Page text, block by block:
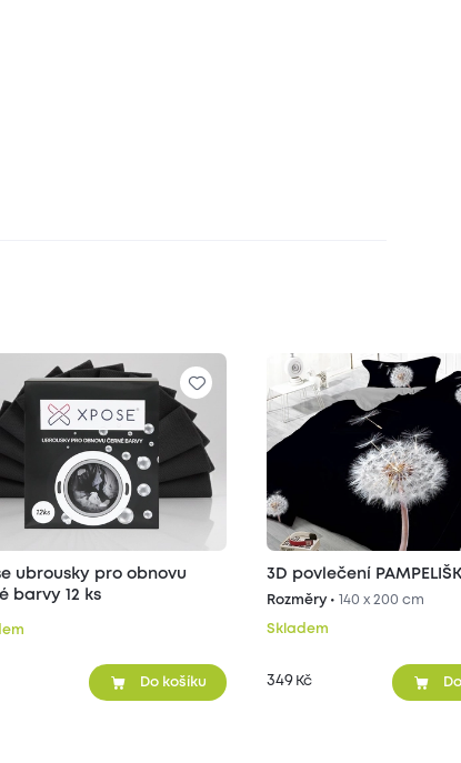
ubrousky pro obnovu
barvy 12 ks
Do košíku
3D povlečení
Rozměry • 140 x 200 cm
Skladem
349 Kč